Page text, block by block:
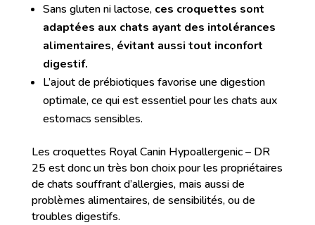
Sans gluten ni lactose, ces croquettes sont
adaptées aux chats ayant des intolérances
alimentaires, évitant aussi tout inconfort
digestif.
L’ajout de prébiotiques favorise une digestion
optimale, ce qui est essentiel pour les chats aux
estomacs sensibles.
Les croquettes Royal Canin Hypoallergenic – DR
25 est donc un très bon choix pour les propriétaires
de chats souffrant d’allergies, mais aussi de
problèmes alimentaires, de sensibilités, ou de
troubles digestifs.